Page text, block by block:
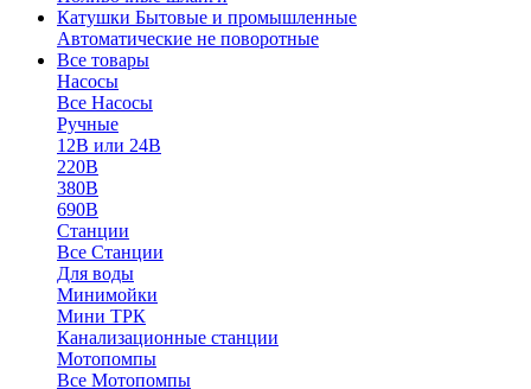
Катушки Бытовые и промышленные
Автоматические не поворотные
Все товары
Насосы
Все Насосы
Ручные
12В или 24В
220В
380В
690В
Станции
Все Станции
Для воды
Минимойки
Мини ТРК
Канализационные станции
Мотопомпы
Все Мотопомпы